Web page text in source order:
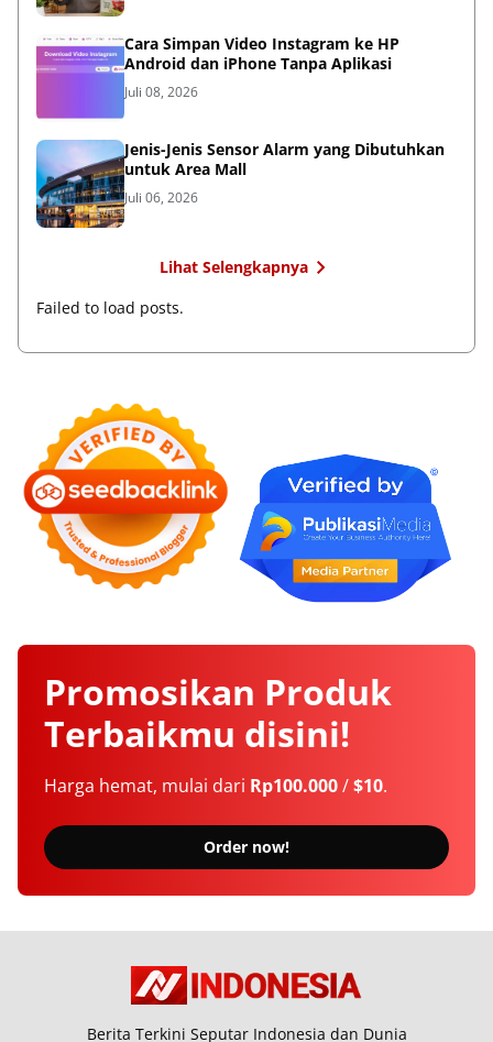
Cara Simpan Video Instagram ke HP
Android dan iPhone Tanpa Aplikasi
Juli 08, 2026
Jenis-Jenis Sensor Alarm yang Dibutuhkan
untuk Area Mall
Juli 06, 2026
Lihat Selengkapnya
Failed to load posts.
Promosikan Produk
Terbaikmu disini!
Harga hemat, mulai dari Rp100.000/$10.
Order now!
Berita Terkini Seputar Indonesia dan Dunia